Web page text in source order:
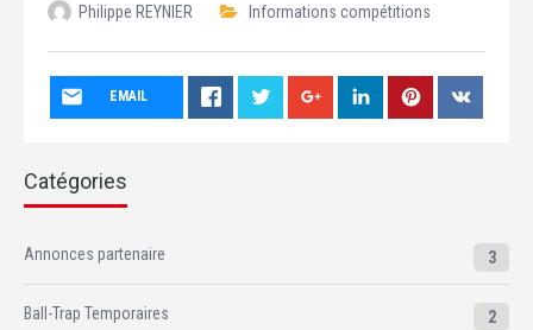
Philippe REYNIER Informations compétitions
EMAIL
Catégories
Annonces partenaire 3
Ball-Trap Temporaires 2